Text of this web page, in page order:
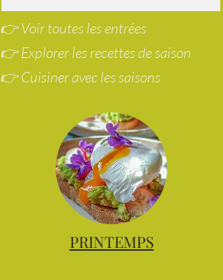
👉 Voir toutes les entrées
👉 Explorer les recettes de saison
👉 Cuisiner avec les saisons
PRINTEMPS